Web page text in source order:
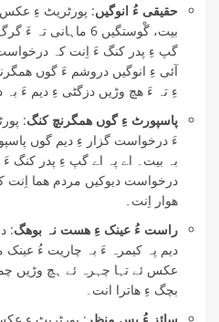
حقیقی ءُ انوگیں: پورٹریٹ ءِ عکس
بیت، گْوستگیں 6
گپ ءِ پدر کنگ ءَ اِنت کہ
آئی ءِ انوگیں دروشم ءَ گوں
ءِ تہ ءَ ھچ وڑیں دزگٹی ءِ دیم ءَ بہ
پاسپورٹ ءِ گوں ھمگرنچ کنگ:
ءَ درخواست گزار ءِ دیم گوں
بہ بیت۔ اے پہ اے گپ ءِ پدر کنگ ءَ
درخواست دیوکیں مردم ھما اِنت
ھوار اِنت۔
راست ءُ عینک ءِ ھست نہ بوھگ:
دیم پہ کیمرہ ءَ بہ چاریت ءُ عینک
عکس ئے تہا چہرہ ئے ہچ وڑیں
بچگ ءِ ھاترا انت۔
سائز ءُ پس منظر : پورٹریٹ ءِ